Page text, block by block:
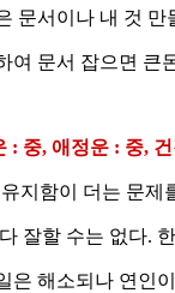
문서이나 내 것 만
여 문서 잡으면 큰
중, 애정운 : 중,
지함이 더는 문
잘할 수는 없다.
은 해소되나 연인